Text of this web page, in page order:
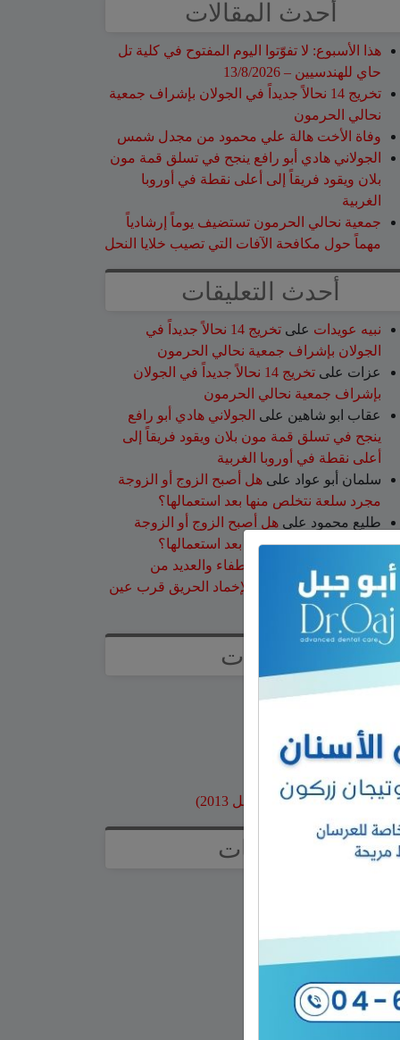
أحدث المقالات
هذا الأسبوع: لا تفوّتوا اليوم المفتوح في كلية تل
حاي للهندسيين – 13/8/2026
تخريج 14 نحالاً جديداً في الجولان بإشراف جمعية
نحالي الحرمون
وفاة الأخت هالة علي محمود من مجدل شمس
الجولاني هادي أبو رافع ينجح في تسلق قمة مون
بلان ويقود فريقاً إلى أعلى نقطة في أوروبا
الغربية
جمعية نحالي الحرمون تستضيف يوماً إرشادياً
مهماً حول مكافحة الآفات التي تصيب خلايا النحل
أحدث التعليقات
نبيه عويدات على
تخريج 14 نحالاً جديداً في
الجولان بإشراف جمعية نحالي الحرمون
عزات على
تخريج 14 نحالاً جديداً في الجولان
بإشراف جمعية نحالي الحرمون
عقاب ابو شاهين على الجولاني هادي أبو رافع
ينجح في تسلق قمة مون بلان ويقود فريقاً إلى
أعلى نقطة في أوروبا الغربية
سلمان أبو عواد على هل أصبح الزوج أو الزوجة
مجرد سلعة نتخلص منها بعد استعمالها؟
طليع محمود على هل أصبح الزوج أو الزوجة
مجرد سلعة نتخلص منها بعد استعمالها؟
على
14 طاقم إطفاء والعديد من
طائرات إطفاء الحرائق لإخماد الحريق قرب عين
قنية – فيديو
صفحات
صفحة الاعراس
صور قديمة
بنوك وبطاقات اعتماد
مواقع محلية
ارشيف موقع جولاني (قبل 2013)
تصنيفات
إعلانات
اخبار وتقارير
اقتصاد